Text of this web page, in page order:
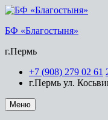
БФ «Благостыня»
г.Пермь
+7 (908) 279 02 61
г.Пермь ул.
Меню